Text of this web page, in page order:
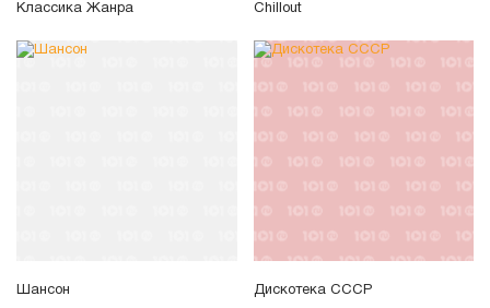
Классика Жанра Chillout
Шансон Дискотека СССР